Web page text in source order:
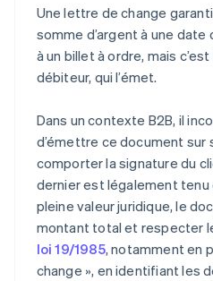
Une lettre de change
somme d’argent à une date
à un billet à ordre, mais
débiteur, qui l’émet.
Dans un contexte B2B, il
d’émettre ce document
comporter la signature du
dernier est légalement
pleine valeur juridique, le
montant total et respecter
loi 19/1985, notamment en
change », en identifiant les